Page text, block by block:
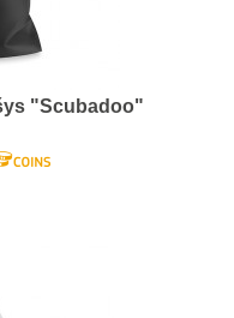
"Scubadoo"